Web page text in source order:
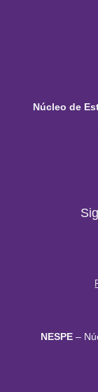
Núcleo de
NESPE–